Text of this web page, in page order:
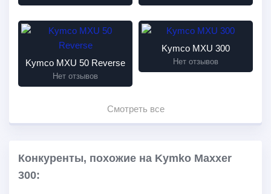
Kymco MXU 50 Reverse
Нет отзывов
Kymco MXU 300
Нет отзывов
Смотреть все
Конкуренты, похожие на Kymko Maxxer
300: